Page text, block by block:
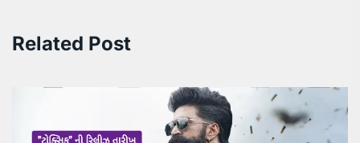
Related Post